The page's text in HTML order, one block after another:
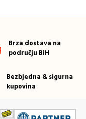
Brza dostava na
području BiH
Bezbjedna & sigurna
kupovina